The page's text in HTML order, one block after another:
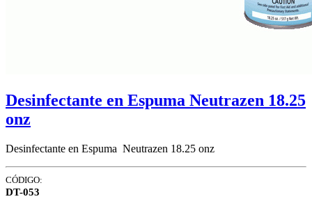
Desinfectante en Espuma Neutrazen 18.25
onz
Desinfectante en Espuma Neutrazen 18.25 onz
CÓDIGO:
DT-053